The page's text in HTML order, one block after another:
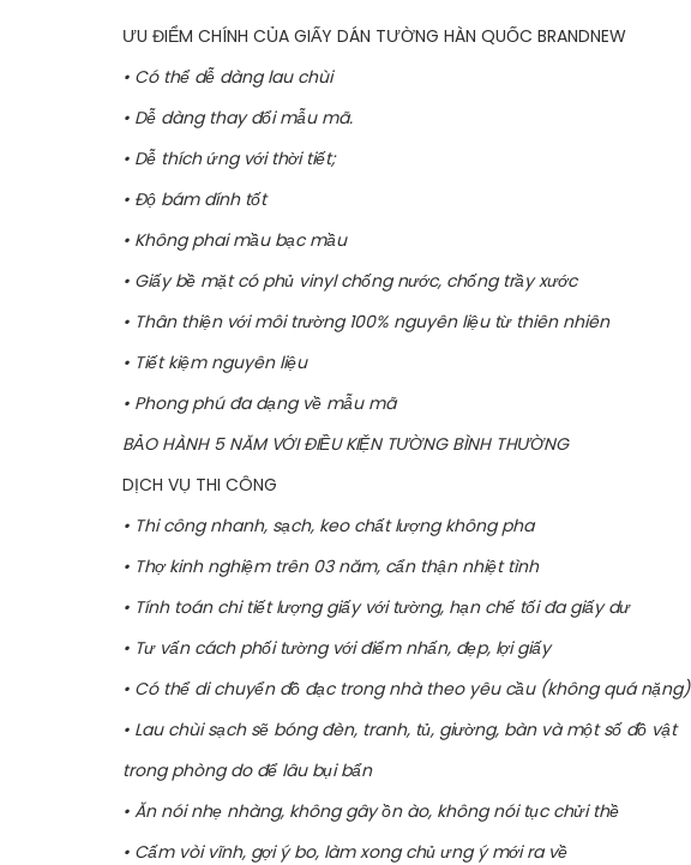
ƯU ĐIỂM CHÍNH CỦA GIẤY DÁN TƯỜNG HÀN QUỐC BRANDNEW
• Có thể dễ dàng lau chùi
• Dễ dàng thay đổi mẫu mã.
• Dễ thích ứng với thời tiết;
• Độ bám dính tốt
• Không phai mầu bạc mầu
• Giấy bề mặt có phủ vinyl chống nước, chống trầy xước
• Thân thiện với môi trường 100% nguyên liệu từ thiên nhiên
• Tiết kiệm nguyên liệu
• Phong phú đa dạng về mẫu mã
BẢO HÀNH 5 NĂM VỚI ĐIỀU KIỆN TƯỜNG BÌNH THƯỜNG
DỊCH VỤ THI CÔNG
• Thi công nhanh, sạch, keo chất lượng không pha
• Thợ kinh nghiệm trên 03 năm, cẩn thận nhiệt tình
• Tính toán chi tiết lượng giấy với tường, hạn chế tối đa giấy dư
• Tư vấn cách phối tường với điểm nhấn, đẹp, lợi giấy
• Có thể di chuyển đồ đạc trong nhà theo yêu cầu (không quá nặng)
• Lau chùi sạch sẽ bóng đèn, tranh, tủ, giường, bàn và một số đồ vật
trong phòng do để lâu bụi bẩn
• Ăn nói nhẹ nhàng, không gây ồn ào, không nói tục chửi thề
• Cấm vòi vĩnh, gợi ý bo, làm xong chủ ưng ý mới ra về